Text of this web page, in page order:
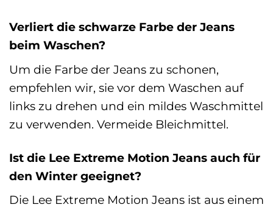
Verliert die schwarze Farbe der Jeans
beim Waschen?
Um die Farbe der Jeans zu schonen,
empfehlen wir, sie vor dem Waschen auf
links zu drehen und ein mildes Waschmittel
zu verwenden. Vermeide Bleichmittel.
Ist die Lee Extreme Motion Jeans auch für
den Winter geeignet?
Die Lee Extreme Motion Jeans ist aus einem